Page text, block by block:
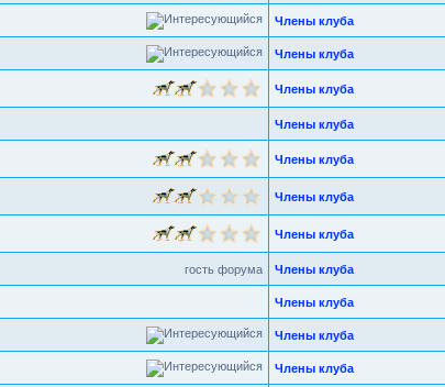
Члены клуба
Члены клуба
Члены клуба
Члены клуба
Члены клуба
Члены клуба
Члены клуба
гость форума Члены клуба
Члены клуба
Члены клуба
Члены клуба